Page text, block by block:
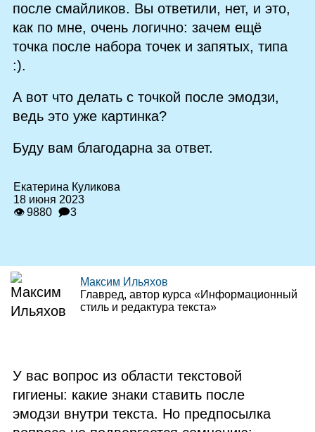
после смайликов. Вы ответили, нет, и это,
как по мне, очень логично: зачем ещё
точка после набора точек и запятых, типа
:).
А вот что делать с точкой после эмодзи,
ведь это уже картинка?
Буду вам благодарна за ответ.
Екатерина Куликова
18 июня 2023
👁 9880 🗩3
Максим Ильяхов
Главред, автор курса «Информационный
стиль и редактура текста»
У вас вопрос из области текстовой
гигиены: какие знаки ставить после
эмодзи внутри текста. Но предпосылка